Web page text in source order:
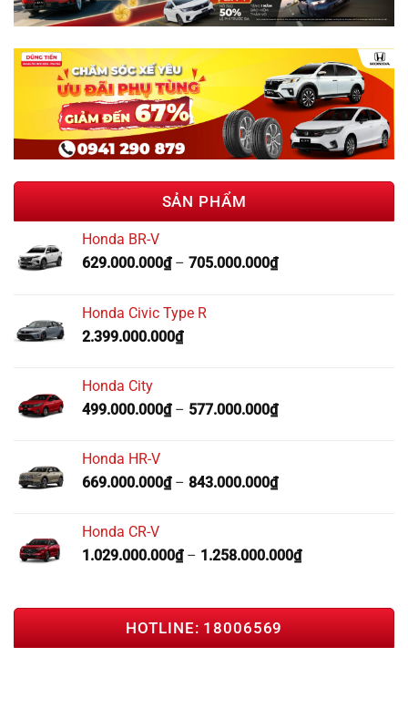
SẢN PHẨM
Honda BR-V
629.000.000₫– 705.000.000₫
Honda Civic Type R
2.399.000.000₫
Honda City
499.000.000₫– 577.000.000₫
Honda HR-V
669.000.000₫– 843.000.000₫
Honda CR-V
1.029.000.000₫– 1.258.000.000₫
HOTLINE: 18006569